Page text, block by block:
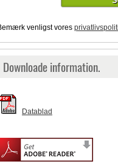
venligst vores
Downloade information.
Datablad